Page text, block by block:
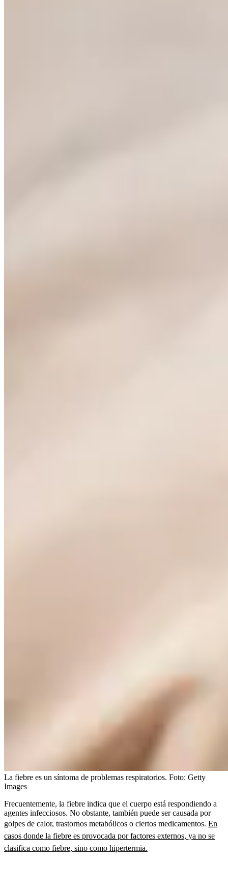
La fiebre es un síntoma de problemas respiratorios. Foto: Getty
Images
Frecuentemente, la fiebre indica que el cuerpo está respondiendo a
agentes infecciosos. No obstante, también puede ser causada por
golpes de calor, trastornos metabólicos o ciertos medicamentos. En
casos donde la fiebre es provocada por factores externos, ya no se
clasifica como fiebre, sino como hipertermia.